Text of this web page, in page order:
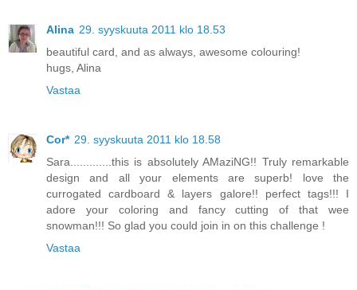
Alina 29. syyskuuta 2011 klo 18.53
beautiful card, and as always, awesome colouring!
hugs, Alina
Vastaa
Cor* 29. syyskuuta 2011 klo 18.58
Sara.............this is absolutely AMaziNG!! Truly remarkable
design and all your elements are superb! love the
currogated cardboard & layers galore!! perfect tags!!! I
adore your coloring and fancy cutting of that wee
snowman!!! So glad you could join in on this challenge !
Vastaa